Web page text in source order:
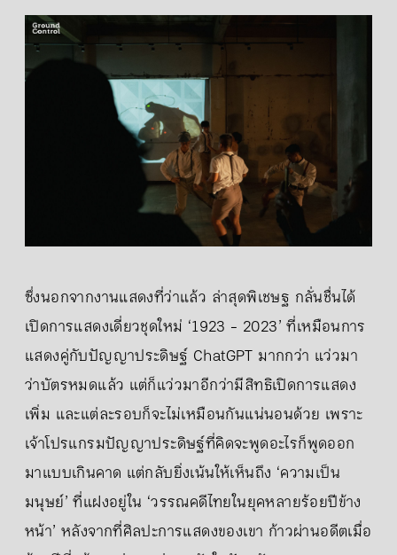
ซึ่งนอกจากงานแสดงที่ว่าแล้ว ล่าสุดพิเชษฐ กลั่นชื่นได้
เปิดการแสดงเดี่ยวชุดใหม่ ‘1923 - 2023’ ที่เหมือนการ
แสดงคู่กับปัญญาประดิษฐ์ ChatGPT มากกว่า แว่วมา
ว่าบัตรหมดแล้ว แต่ก็แว่วมาอีกว่ามีสิทธิเปิดการแสดง
เพิ่ม และแต่ละรอบก็จะไม่เหมือนกันแน่นอนด้วย เพราะ
เจ้าโปรแกรมปัญญาประดิษฐ์ที่คิดจะพูดอะไรก็พูดออก
มาแบบเกินคาด แต่กลับยิ่งเน้นให้เห็นถึง ‘ความเป็น
มนุษย์’ ที่แฝงอยู่ใน ‘วรรณคดีไทยในยุคหลายร้อยปีข้าง
หน้า’ หลังจากที่ศิลปะการแสดงของเขา ก้าวผ่านอดีตเมื่อ